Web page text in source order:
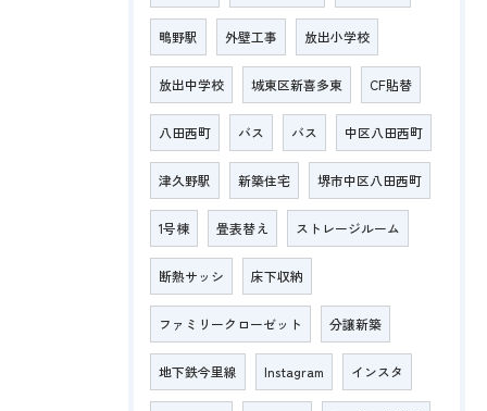
鴫野駅 外壁工事 放出小学校
放出中学校 城東区新喜多東 CF貼替
八田西町 バス バス 中区八田西町
津久野駅 新築住宅 堺市中区八田西町
1号棟 畳表替え ストレージルーム
断熱サッシ 床下収納
ファミリークローゼット 分譲新築
地下鉄今里線 Instagram インスタ